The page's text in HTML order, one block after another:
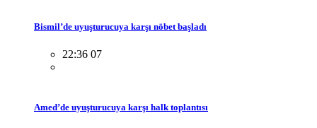
Bismil’de uyuşturucuya karşı nöbet başladı
22:36 07
Amed’de uyuşturucuya karşı halk toplantısı